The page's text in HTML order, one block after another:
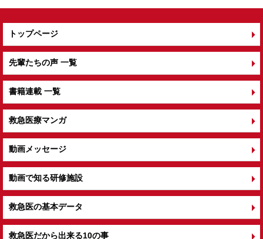
トップページ
先輩たちの声 一覧
書籍連載 一覧
救急医療マンガ
動画メッセージ
動画で知る研修施設
救急医の基本データ
救急医だから出来る10の事